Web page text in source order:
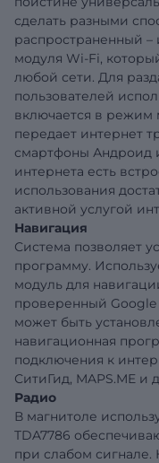
сделать разными
распространенный –
модуля Wi-Fi,
любой сети. Для
пользователей
включается в режим
передает интернет
смартфоны Андроид
интернета есть
использования
активной услугой
Навигация
Система позволяет
программу.
модуль для
проверенный Google
может быть
навигационная
подключения к
СитиГид, MAPS.ME и
Радио
В магнитоле
TDA7786
при слабом сигнале.